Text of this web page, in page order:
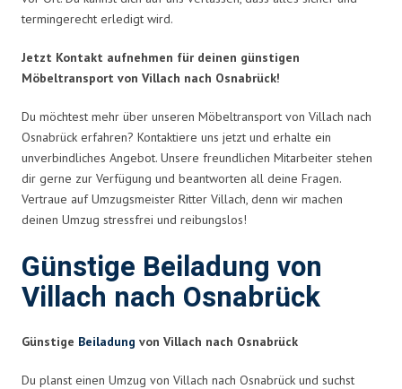
termingerecht erledigt wird.
Jetzt Kontakt aufnehmen für deinen günstigen
Möbeltransport von Villach nach Osnabrück!
Du möchtest mehr über unseren Möbeltransport von Villach nach
Osnabrück erfahren? Kontaktiere uns jetzt und erhalte ein
unverbindliches Angebot. Unsere freundlichen Mitarbeiter stehen
dir gerne zur Verfügung und beantworten all deine Fragen.
Vertraue auf Umzugsmeister Ritter Villach, denn wir machen
deinen Umzug stressfrei und reibungslos!
Günstige Beiladung von
Villach nach Osnabrück
Günstige Beiladung von Villach nach Osnabrück
Du planst einen Umzug von Villach nach Osnabrück und suchst